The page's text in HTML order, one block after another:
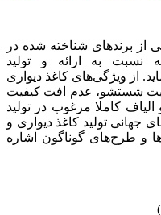
از برندهای شناخته شده در
نسبت به ارائه و تولید
از ویژگی‌های کاغذ دیواری
شستشو، عدم افت کیفیت
کاملا مرغوب در تولید
جهانی تولید کاغذ دیواری و
طرح‌های گوناگون اشاره